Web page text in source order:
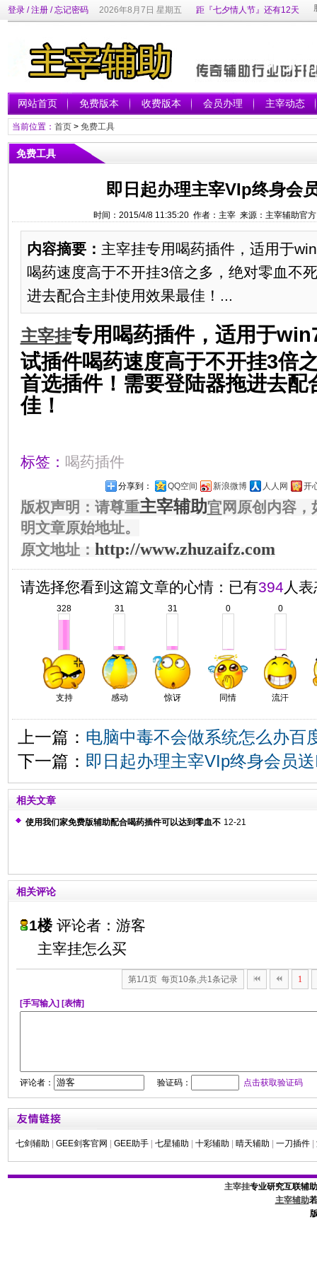
登录/注册/忘记密码 2026年8月7日 星期五 距『七夕情人节』还有12天
网站首页 免费版本 收费版本 会员办理 主宰动态
当前位置： 首页> 免费工具
免费工具
即日起办理主宰VIp终身会
时间：2015/4/8 11:35:20 作者：主宰 来源：主宰辅助官
内容摘要： 主宰挂专用喝药插件，适用于
喝药速度高于不开挂3倍之多，绝对零血不
进去配合主卦使用效果最佳！...
主宰挂专用喝药插件，适用于
试插件喝药速度高于不开挂3倍
首选插件！需要登陆器拖进去配
佳！
标签： 喝药插件
分享到： QQ空间 新浪微博 人人网 开
版权声明：请尊重主宰辅助官 网原创内容
明文章原始地址。
原文地址： http://www.zhuzaifz.com
请选择您看到这篇文章的心情：已有394 人
328
支持
31
感动
31
惊讶
0
同情
0
流汗
上一篇： 电脑中毒不会做系统怎么办百
下一篇： 即日起办理主宰VIp终身会员
相关文章
12-21
使用我们家免费版辅助配合喝药插件可以达到零血不
相关评论
1楼评论者：游客
主宰挂怎么买
第1/1页 每页10条,共1条记录 1
[手写输入] [表情]
评论者： 验证码： 点击获取验证码
七剑辅助 GEE剑客官网 GEE助手 七星辅助 十彩辅助 晴天辅助 一刀插件
主宰挂专业研究互联辅
主宰辅助